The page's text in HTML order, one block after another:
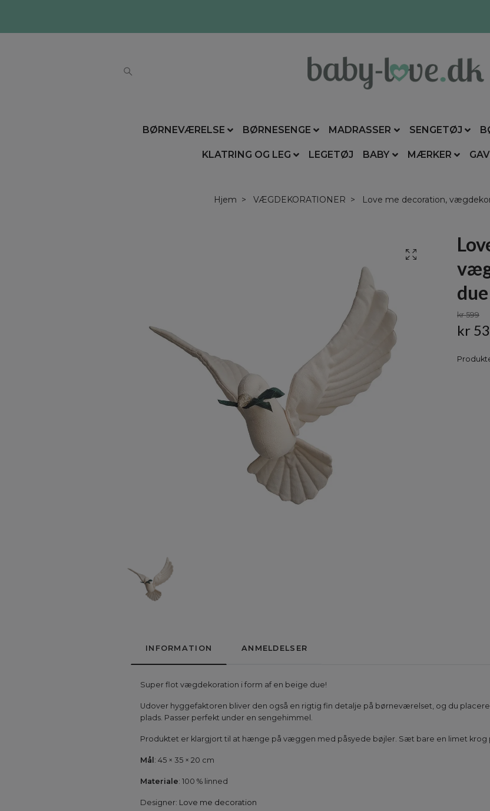
BØRNEVÆRELSE BØRNESENGE MADRASSER SENGETØJ
KLATRING OG LEG LEGETØJ BABY MÆRKER
Hjem VÆGDEKORATIONER Love me decoration,
due
kr 599
kr
INFORMATION ANMELDELSER
Super flot vægdekoration i form af en beige due!
Udover hyggefaktoren bliver den også en rigtig fin detalje på børneværelset, og du
plads. Passer perfekt under en sengehimmel.
Produktet er klargjort til at hænge på væggen med påsyede bøjler. Sæt bare en limet
Mål : 45 × 35 × 20 cm
Materiale: 100 % linned
Designer: Love me decoration